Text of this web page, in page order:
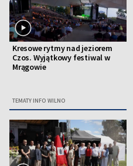
Kresowe rytmy nad jeziorem
Czos. Wyjątkowy festiwal w
Mrągowie
TEMATY INFO WILNO